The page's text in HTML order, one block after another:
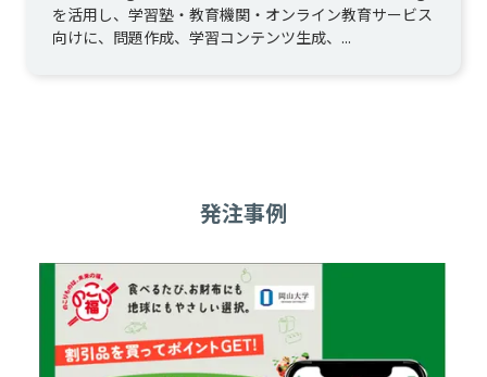
を活用し、学習塾・教育機関・オンライン教育サービス
向けに、問題作成、学習コンテンツ生成、...
発注事例